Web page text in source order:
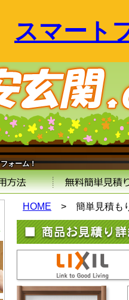
スマート
ォーム！
HOME > 簡単見積